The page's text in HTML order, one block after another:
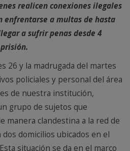
realicen conexiones ilegales
enfrentarse a multas de hasta
a sufrir penas desde 4
26 y la madrugada del martes
policiales y personal del área
de nuestra institución,
grupo de sujetos que
manera clandestina a la red de
domicilios ubicados en el
situación se da en el marco